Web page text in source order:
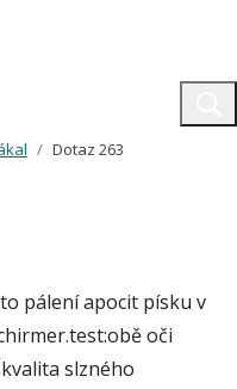
Dotaz 263
pálení apocit písku v
oči
slzného